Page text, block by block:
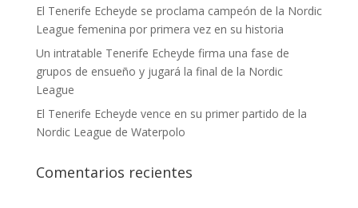
El Tenerife Echeyde se proclama campeón de la Nordic
League femenina por primera vez en su historia
Un intratable Tenerife Echeyde firma una fase de
grupos de ensueño y jugará la final de la Nordic
League
El Tenerife Echeyde vence en su primer partido de la
Nordic League de Waterpolo
Comentarios recientes